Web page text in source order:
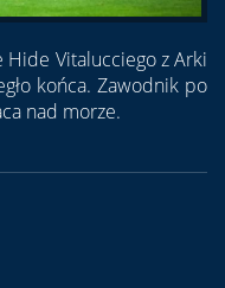
Vitalucciego z Arki
końca. Zawodnik po
nad morze.